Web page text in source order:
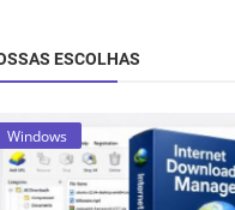
ESCOLHAS
Windows